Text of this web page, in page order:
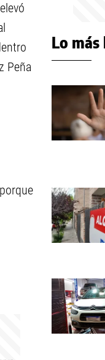
Peña
Lo más